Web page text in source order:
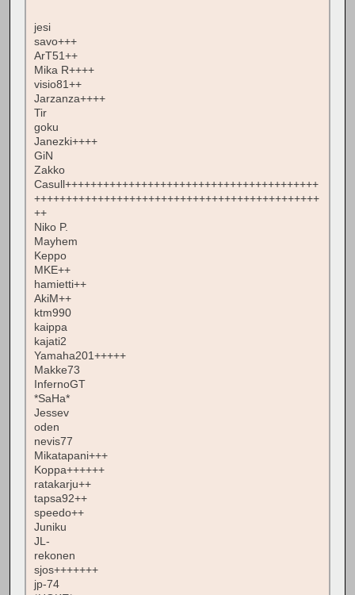
jesi
savo+++
ArT51++
Mika R++++
visio81++
Jarzanza++++
Tir
goku
Janezki++++
GiN
Zakko
Casull++++++++++++++++++++++++++++++++++++++++
+++++++++++++++++++++++++++++++++++++++++++++
++
Niko P.
Mayhem
Keppo
MKE++
hamietti++
AkiM++
ktm990
kaippa
kajati2
Yamaha201+++++
Makke73
InfernoGT
*SaHa*
Jessev
oden
nevis77
Mikatapani+++
Koppa++++++
ratakarju++
tapsa92++
speedo++
Juniku
JL-
rekonen
sjos+++++++
jp-74